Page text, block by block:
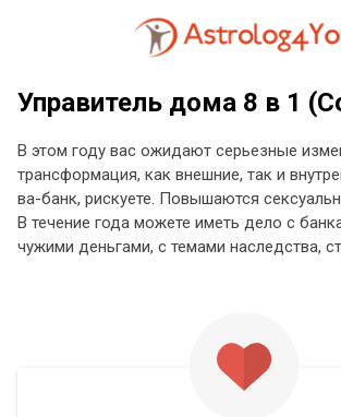
Управитель дома 8 в 1
В этом году вас ожидают серьезные
трансформация, как внешние, так и
ва-банк, рискуете. Повышаются
В течение года можете иметь дело с
чужими деньгами, с темами наследства,